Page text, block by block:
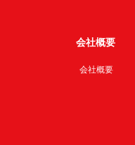
会社概要
会社概要